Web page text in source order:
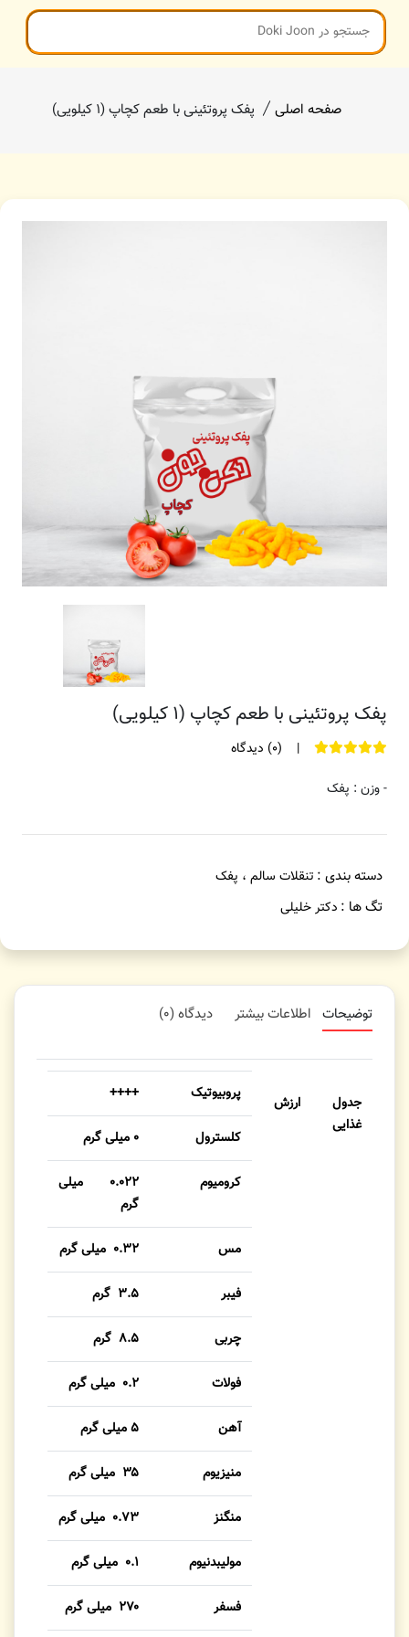
صفحه اصلی پفک پروتئینی با طعم کچاپ (۱ کیلویی)
پفک پروتئینی با طعم کچاپ (۱ کیلویی)
|
(۰) دیدگاه
- وزن : پفک
دسته بندی : تنقلات سالم ، پفک
تگ ها : دکتر خلیلی
توضیحات اطلاعات بیشتر دیدگاه (۰)
جدول ارزش
غذایی
پروبیوتیک ++++
کلسترول ۰ میلی گرم
کرومیوم
۰.۰۲۲ میلی
گرم
مس ۰.۳۲ میلی گرم
فیبر ۳.۵ گرم
چربی ۸.۵ گرم
فولات ۰.۲ میلی گرم
آهن ۵ میلی گرم
منیزیوم ۳۵ میلی گرم
منگنز ۰.۷۳ میلی گرم
مولیبدنیوم ۰.۱ میلی گرم
فسفر ۲۷۰ میلی گرم